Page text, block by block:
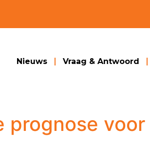
Nieuws Vraag & Antwoord
prognose voor